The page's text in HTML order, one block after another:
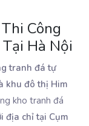
Công
Hà Nội
tranh đá tự
khu đô thị Him
kho tranh đá
địa chỉ tại Cụm